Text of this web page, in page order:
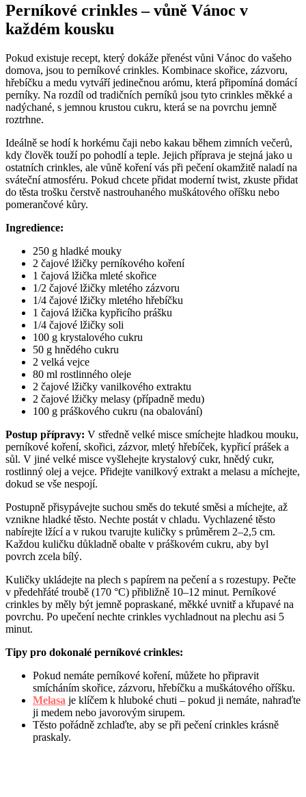
Perníkové crinkles – vůně Vánoc v
každém kousku
Pokud existuje recept, který dokáže přenést vůni Vánoc do vašeho
domova, jsou to perníkové crinkles. Kombinace skořice, zázvoru,
hřebíčku a medu vytváří jedinečnou arómu, která připomíná domácí
perníky. Na rozdíl od tradičních perníků jsou tyto crinkles měkké a
nadýchané, s jemnou krustou cukru, která se na povrchu jemně
roztrhne.
Ideálně se hodí k horkému čaji nebo kakau během zimních večerů,
kdy člověk touží po pohodlí a teple. Jejich příprava je stejná jako u
ostatních crinkles, ale vůně koření vás při pečení okamžitě naladí na
sváteční atmosféru. Pokud chcete přidat moderní twist, zkuste přidat
do těsta trošku čerstvě nastrouhaného muškátového oříšku nebo
pomerančové kůry.
Ingredience:
250 g hladké mouky
2 čajové lžičky perníkového koření
1 čajová lžička mleté skořice
1/2 čajové lžičky mletého zázvoru
1/4 čajové lžičky mletého hřebíčku
1 čajová lžička kypřicího prášku
1/4 čajové lžičky soli
100 g krystalového cukru
50 g hnědého cukru
2 velká vejce
80 ml rostlinného oleje
2 čajové lžičky vanilkového extraktu
2 čajové lžičky melasy (případně medu)
100 g práškového cukru (na obalování)
Postup přípravy: V středně velké misce smíchejte hladkou mouku,
perníkové koření, skořici, zázvor, mletý hřebíček, kypřicí prášek a
sůl. V jiné velké misce vyšlehejte krystalový cukr, hnědý cukr,
rostlinný olej a vejce. Přidejte vanilkový extrakt a melasu a míchejte,
dokud se vše nespojí.
Postupně přisypávejte suchou směs do tekuté směsi a míchejte, až
vznikne hladké těsto. Nechte postát v chladu. Vychlazené těsto
nabírejte lžící a v rukou tvarujte kuličky s průměrem 2–2,5 cm.
Každou kuličku důkladně obalte v práškovém cukru, aby byl
povrch zcela bílý.
Kuličky ukládejte na plech s papírem na pečení a s rozestupy. Pečte
v předehřáté troubě (170 °C) přibližně 10–12 minut. Perníkové
crinkles by měly být jemně popraskané, měkké uvnitř a křupavé na
povrchu. Po upečení nechte crinkles vychladnout na plechu asi 5
minut.
Tipy pro dokonalé perníkové crinkles:
Pokud nemáte perníkové koření, můžete ho připravit
smícháním skořice, zázvoru, hřebíčku a muškátového oříšku.
Melasa je klíčem k hluboké chuti – pokud ji nemáte, nahraďte
ji medem nebo javorovým sirupem.
Těsto pořádně zchlaďte, aby se při pečení crinkles krásně
praskaly.